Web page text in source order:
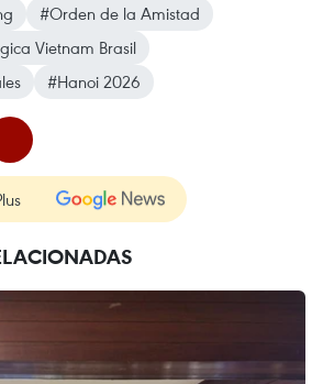
#Orden de la Amistad
Vietnam Brasil
#Hanoi 2026